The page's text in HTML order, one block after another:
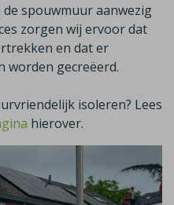
spouwmuur aanwezig
zorgen wij ervoor dat
en dat er
worden gecreëerd.
isoleren? Lees
hierover.